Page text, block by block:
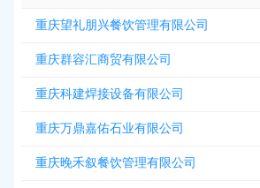
重庆望礼朋兴餐饮管理有限公司
重庆群容汇商贸有限公司
重庆科建焊接设备有限公司
重庆万鼎嘉佑石业有限公司
重庆晚禾叙餐饮管理有限公司